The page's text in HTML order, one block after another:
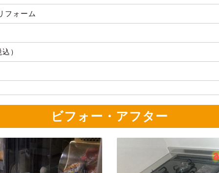
フォーム
）
ビフォー・アフター